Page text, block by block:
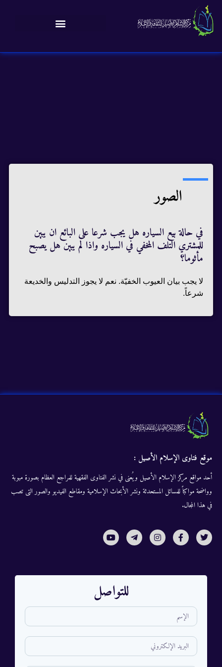
الصور
في حالة بيع السياره هل يجب شرعا على البائع ان يبين
للمشتري التلف المخفي في السياره واذا لم يبين هل يصبح
مأثوما؟
لا يجب بيان العيوب الخفيّة. نعم لا يجوز التدليس والخديعة
شرعاً.
موقع فتاوى الإسلام الأصيل :
أحد مواقع مركز الإسلام الأصيل ويُعنى في نشر الفتاوى الفقهية للمراجع العظام بصورة مبوبة
وواضحة مواكباً للمسائل المستحدثة ونشر الأبحاث الإسلامية ومقاطع الفيديو والصور التى تصب
في هذا المجال.
للتواصل